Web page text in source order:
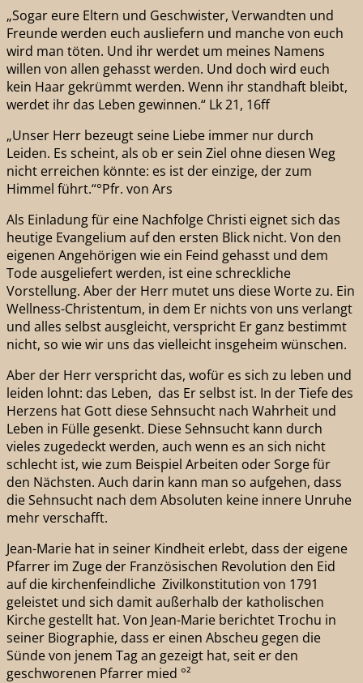
„Sogar eure Eltern und Geschwister, Verwandten und
Freunde werden euch ausliefern und manche von euch
wird man töten. Und ihr werdet um meines Namens
willen von allen gehasst werden. Und doch wird euch
kein Haar gekrümmt werden. Wenn ihr standhaft bleibt,
werdet ihr das Leben gewinnen.“ Lk 21, 16ff
„Unser Herr bezeugt seine Liebe immer nur durch
Leiden. Es scheint, als ob er sein Ziel ohne diesen Weg
nicht erreichen könnte: es ist der einzige, der zum
Himmel führt.“°Pfr. von Ars
Als Einladung für eine Nachfolge Christi eignet sich das
heutige Evangelium auf den ersten Blick nicht. Von den
eigenen Angehörigen wie ein Feind gehasst und dem
Tode ausgeliefert werden, ist eine schreckliche
Vorstellung. Aber der Herr mutet uns diese Worte zu. Ein
Wellness-Christentum, in dem Er nichts von uns verlangt
und alles selbst ausgleicht, verspricht Er ganz bestimmt
nicht, so wie wir uns das vielleicht insgeheim wünschen.
Aber der Herr verspricht das, wofür es sich zu leben und
leiden lohnt: das Leben, das Er selbst ist. In der Tiefe des
Herzens hat Gott diese Sehnsucht nach Wahrheit und
Leben in Fülle gesenkt. Diese Sehnsucht kann durch
vieles zugedeckt werden, auch wenn es an sich nicht
schlecht ist, wie zum Beispiel Arbeiten oder Sorge für
den Nächsten. Auch darin kann man so aufgehen, dass
die Sehnsucht nach dem Absoluten keine innere Unruhe
mehr verschafft.
Jean-Marie hat in seiner Kindheit erlebt, dass der eigene
Pfarrer im Zuge der Französischen Revolution den Eid
auf die kirchenfeindliche Zivilkonstitution von 1791
geleistet und sich damit außerhalb der katholischen
Kirche gestellt hat. Von Jean-Marie berichtet Trochu in
seiner Biographie, dass er einen Abscheu gegen die
Sünde von jenem Tag an gezeigt hat, seit er den
geschworenen Pfarrer mied °²